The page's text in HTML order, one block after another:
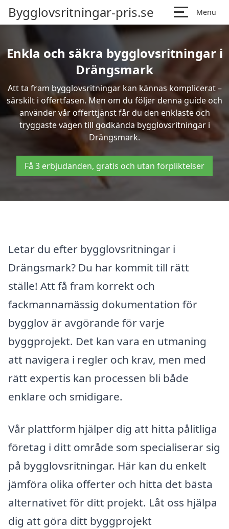
Bygglovsritningar-pris.se Menu
Enkla och säkra bygglovsritningar i
Drängsmark
Att ta fram bygglovsritningar kan kännas komplicerat –
särskilt i offertfasen. Men om du följer denna guide och
använder vår offerttjänst får du den enklaste och
tryggaste vägen till godkända bygglovsritningar i
Drängsmark.
Få 3 erbjudanden, gratis och utan förpliktelser
Letar du efter bygglovsritningar i
Drängsmark? Du har kommit till rätt
ställe! Att få fram korrekt och
fackmannamässig dokumentation för
bygglov är avgörande för varje
byggprojekt. Det kan vara en utmaning
att navigera i regler och krav, men med
rätt expertis kan processen bli både
enklare och smidigare.
Vår plattform hjälper dig att hitta pålitliga
företag i ditt område som specialiserar sig
på bygglovsritningar. Här kan du enkelt
jämföra olika offerter och hitta det bästa
alternativet för ditt projekt. Låt oss hjälpa
dig att göra ditt byggprojekt